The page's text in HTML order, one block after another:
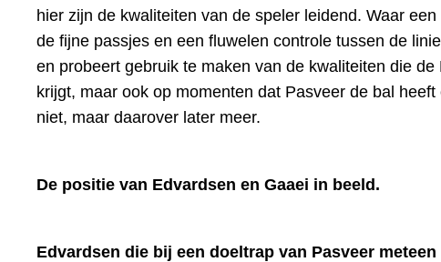
hier zijn de kwaliteiten van de speler leidend. Waar
de fijne passjes en een fluwelen controle tussen de
en probeert gebruik te maken van de kwaliteiten die
krijgt, maar ook op momenten dat Pasveer de bal
niet, maar daarover later meer.
De positie van Edvardsen en Gaaei in beeld.
Edvardsen die bij een doeltrap van Pasveer